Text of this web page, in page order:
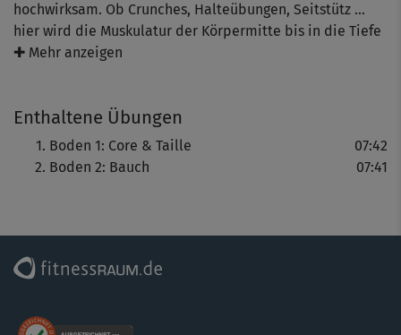
hochwirksam. Ob Crunches, Halteübungen, Seitstütz ...
hier wird die Muskulatur der Körpermitte bis in die Tiefe
aktiviert - Core-Training inklusive!
Durchhalten lohnt, denn bei regelmäßigem Training
locken ein schöner flacher Bauch und eine schlanke
Taille.
✚ Mehr anzeigen
Enthaltene Übungen
Boden 1: Core & Taille
07:42
Boden 2: Bauch
07:41